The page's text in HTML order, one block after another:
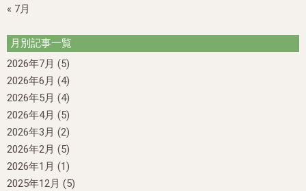
« 7月
月別記事一覧
2026年7月 (5)
2026年6月 (4)
2026年5月 (4)
2026年4月 (5)
2026年3月 (2)
2026年2月 (5)
2026年1月 (1)
2025年12月 (5)